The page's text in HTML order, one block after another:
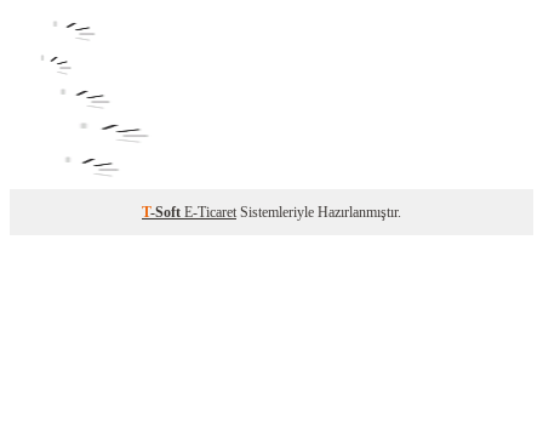
T-Soft E-Ticaret Sistemleriyle Hazırlanmıştır.